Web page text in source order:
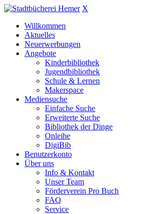
X
Willkommen
Aktuelles
Neuerwerbungen
Angebote
Kinderbibliothek
Jugendbibliothek
Schule & Lernen
Makerspace
Mediensuche
Einfache Suche
Erweiterte Suche
Bibliothek der Dinge
Onleihe
DigiBib
Benutzerkonto
Über uns
Info & Kontakt
Unser Team
Förderverein Pro Buch
FAQ
Service